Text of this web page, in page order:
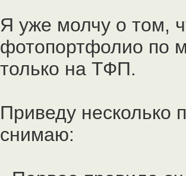
Я уже молчу о том,
фотопортфолио по
только на ТФП.
Приведу несколько
снимаю: